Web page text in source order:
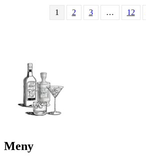
1 2 3 … 12
Meny